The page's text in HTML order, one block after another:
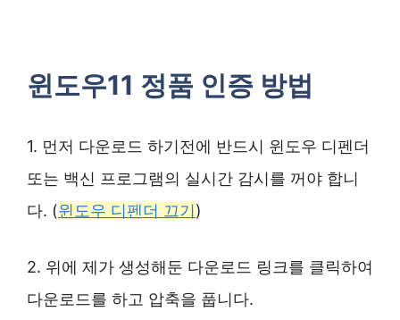
윈도우11 정품 인증 방법
1. 먼저 다운로드 하기전에 반드시 윈도우 디펜더
또는 백신 프로그램의 실시간 감시를 꺼야 합니
다. (윈도우 디펜더 끄기)
2. 위에 제가 생성해둔 다운로드 링크를 클릭하여
다운로드를 하고 압축을 풉니다.